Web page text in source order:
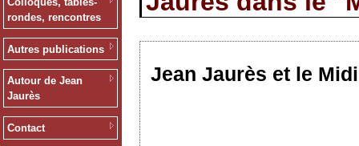
rondes, rencontres
Autres publications
Autour de Jean
Jaurès
Contact
Jean Jaurès et le